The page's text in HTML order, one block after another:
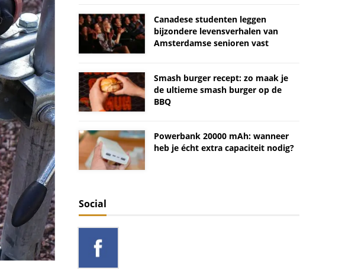
Canadese studenten leggen
bijzondere levensverhalen van
Amsterdamse senioren vast
Smash burger recept: zo maak je
de ultieme smash burger op de
BBQ
Powerbank 20000 mAh: wanneer
heb je écht extra capaciteit nodig?
Social